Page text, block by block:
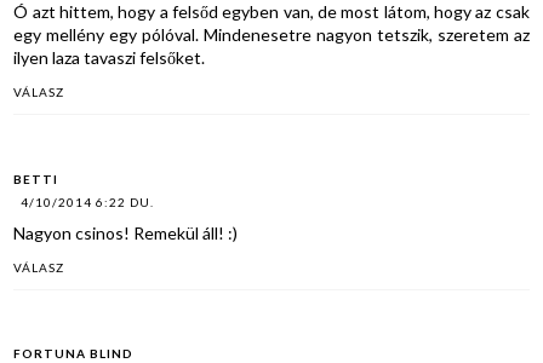
Ó azt hittem, hogy a felsőd egyben van, de most látom, hogy az csak
egy mellény egy pólóval. Mindenesetre nagyon tetszik, szeretem az
ilyen laza tavaszi felsőket.
VÁLASZ
BETTI
4/10/2014 6:22 DU.
Nagyon csinos! Remekül áll! :)
VÁLASZ
FORTUNA BLIND